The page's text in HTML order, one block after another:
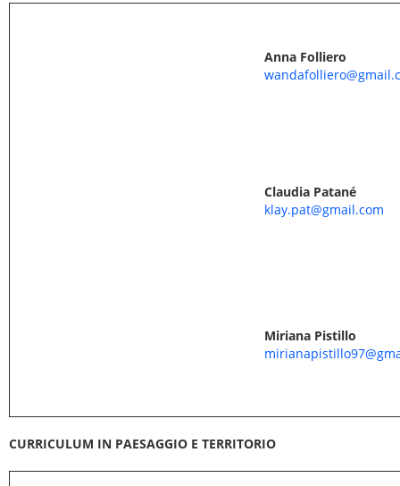
Anna Folliero
Claudia Patané
klay.pat@gmail.com
Miriana Pistillo
CURRICULUM IN PAESAGGIO E TERRITORIO